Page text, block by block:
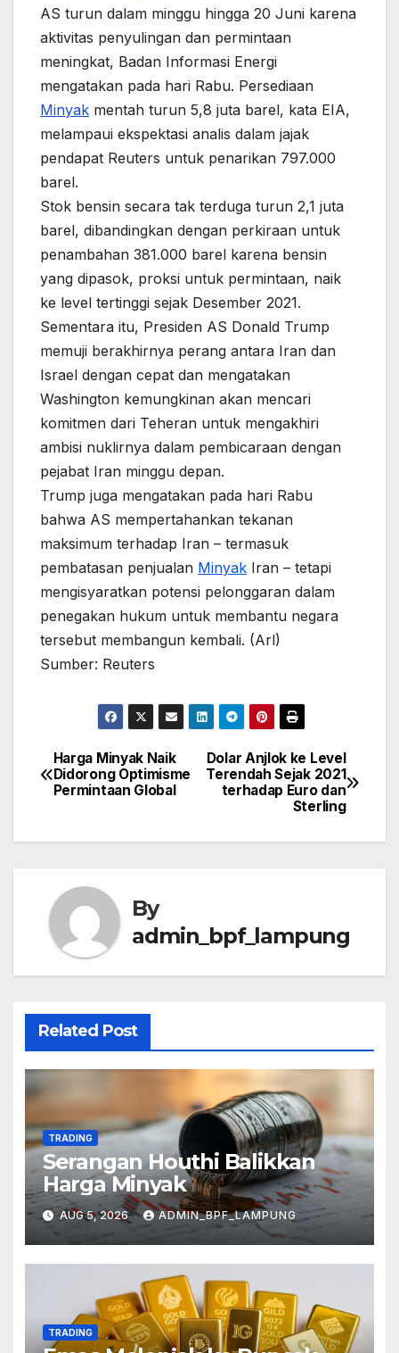
AS turun dalam minggu hingga 20 Juni karena
aktivitas penyulingan dan permintaan
meningkat, Badan Informasi Energi
mengatakan pada hari Rabu. Persediaan
Minyak mentah turun 5,8 juta barel, kata EIA,
melampaui ekspektasi analis dalam jajak
pendapat Reuters untuk penarikan 797.000
barel.
Stok bensin secara tak terduga turun 2,1 juta
barel, dibandingkan dengan perkiraan untuk
penambahan 381.000 barel karena bensin
yang dipasok, proksi untuk permintaan, naik
ke level tertinggi sejak Desember 2021.
Sementara itu, Presiden AS Donald Trump
memuji berakhirnya perang antara Iran dan
Israel dengan cepat dan mengatakan
Washington kemungkinan akan mencari
komitmen dari Teheran untuk mengakhiri
ambisi nuklirnya dalam pembicaraan dengan
pejabat Iran minggu depan.
Trump juga mengatakan pada hari Rabu
bahwa AS mempertahankan tekanan
maksimum terhadap Iran – termasuk
pembatasan penjualan Minyak Iran – tetapi
mengisyaratkan potensi pelonggaran dalam
penegakan hukum untuk membantu negara
tersebut membangun kembali. (Arl)
Sumber: Reuters
Post
navigation
Dolar Anjlok ke Level
Terendah Sejak 2021
terhadap Euro dan
Sterling
Harga Minyak Naik
Didorong Optimisme
Permintaan Global
By
admin_bpf_lampung
Related Post
TRADING
Serangan Houthi Balikkan
Harga Minyak
AUG 5, 2026 ADMIN_BPF_LAMPUNG
TRADING